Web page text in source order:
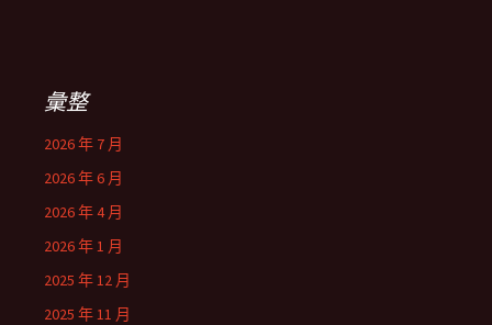
彙整
2026 年 7 月
2026 年 6 月
2026 年 4 月
2026 年 1 月
2025 年 12 月
2025 年 11 月